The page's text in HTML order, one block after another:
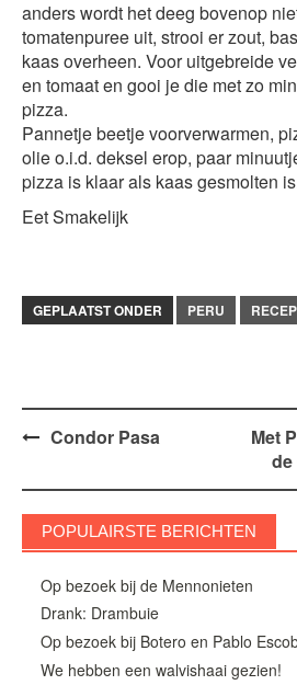
anders wordt het deeg bovenop
tomatenpuree uit, strooi er zout,
kaas overheen. Voor uitgebreide
en tomaat en gooi je die met zo
pizza.
Pannetje beetje voorverwarmen,
olie o.i.d. deksel erop, paar
pizza is klaar als kaas gesmolten
Eet Smakelijk
GEPLAATST ONDER PERU
Bericht
navigatie
Condor Pasa
Met
POPULAIRSTE BERICHTEN
Op bezoek bij de Mennonieten
Drank: Drambuie
Op bezoek bij Botero en Pablo
We hebben een walvishaai gezien!